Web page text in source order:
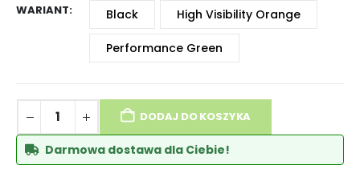
WARIANT Black High Visibility Orange
Performance Green
DODAJ DO KOSZYKA
Darmowa dostawa dla Ciebie!